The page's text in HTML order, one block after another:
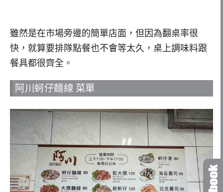
雖然是在市場旁邊的簡單店面，但因為翻桌率很
快，就算要排隊點餐也不會等太久，桌上調味料跟
餐具都很齊全。
阿川蚵仔麵線 菜單